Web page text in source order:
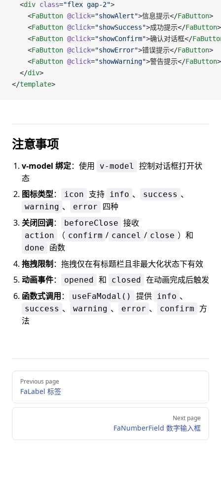
  <
div class="flex gap-2">
    <
FaButton @click="showAlert">信息提示</FaButton>
    <
FaButton @click="showSuccess">成功提示</FaButton>
    <
FaButton @click="showConfirm">确认对话框</
    <
FaButton @click="showError">错误提示</FaButton>
    <
FaButton @click="showWarning">警告提示</FaButton>
  </
div>
</template>
注意事项
v-model 绑定：使用 v-model
控制对话框打开状
态
图标类型： icon 支持 info 、 success 、
warning 、 error
四种
关闭回调： beforeClose 接收
action （ confirm / cancel / close ）和
done
函数
拖拽限制 ：拖拽仅在有标题栏且非最大化状态下有效
动画事件： opened 和 closed 在动画完成后触发
函数式调用： useFaModal() 提供 info 、
success 、 warning 、 error 、 confirm
方
法
Pager
Previous page
FaLabel 标签
Next page
FaNumberField 数字输入框